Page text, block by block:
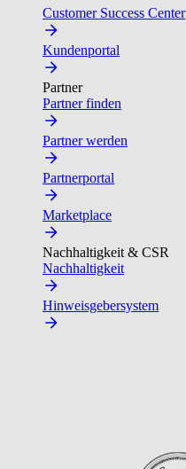
Customer Success Center
Kundenportal
Partner
Partner finden
Partner werden
Partnerportal
Marketplace
Nachhaltigkeit & CSR
Nachhaltigkeit
Hinweisgebersystem